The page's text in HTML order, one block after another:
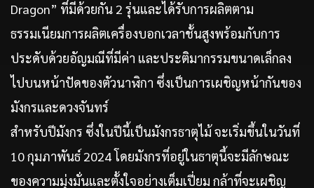
Dragon” ที่มีด้วยกัน 2 รุ่นและได้รับการผลิตตาม
ธรรมเนียมการผลิตเครื่องบอกเวลาชั้นสูงพร้อมกับการ
ประดับด้วยอัญมณีที่มีค่า และประติมากรรมขนาดเล็กลง
ไปบนหน้าปัดของตัวนาฬิกา ซึ่งเป็นการเผชิญหน้ากันของ
มังกรและดวงจันทร์
สำหรับปีมังกร ซึ่งในปีนี้เป็นมังกรธาตุไม้ จะเริ่มขึ้นในวันที่
10 กุมภาพันธ์ 2024 โดยมังกรที่อยู่ในธาตุนี้จะมีลักษณะ
ของความมุ่งมั่นและตั้งใจอย่างเต็มเปี่ยม กล้าที่จะเผชิญ